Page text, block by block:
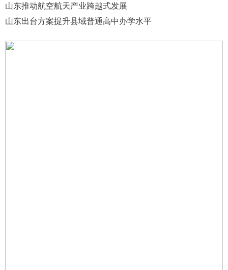
山东推动航空航天产业跨越式发展
山东出台方案提升县域普通高中办学水平